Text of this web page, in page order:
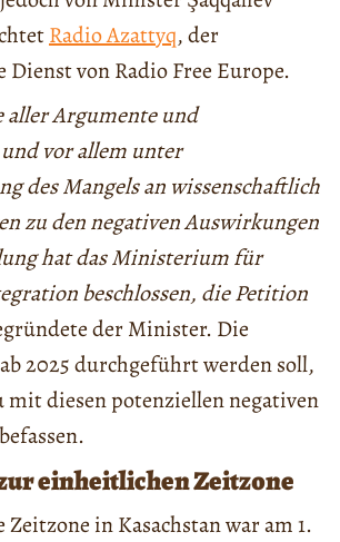
Radio Azattyq, der
Dienst von Radio Free Europe.
aller Argumente und
vor allem unter
des Mangels an wissenschaftlich
zu den negativen Auswirkungen
hat das Ministerium für
beschlossen, die Petition
der Minister. Die
2025 durchgeführt werden soll,
mit diesen potenziellen negativen
einheitlichen Zeitzone
in Kasachstan war am 1.